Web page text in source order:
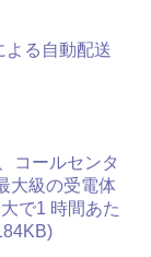
よる自動配送
コールセンタ
大級の受電体
で1 時間あた